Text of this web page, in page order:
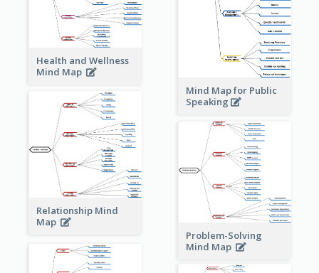
Mind Map for Public
Speaking
Health and Wellness
Mind Map
Relationship Mind
Map
Problem-Solving
Mind Map